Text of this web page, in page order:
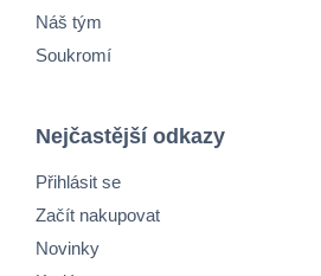
Náš tým
Soukromí
Nejčastější odkazy
Přihlásit se
Začít nakupovat
Novinky